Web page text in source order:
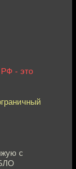
РФ - это
с